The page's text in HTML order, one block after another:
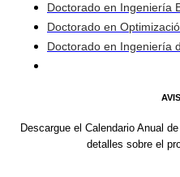
Doctorado en Ingeniería
Doctorado en
Doctorado en Ingeniería
Descargue el Calendario Anual
detalles sobre el